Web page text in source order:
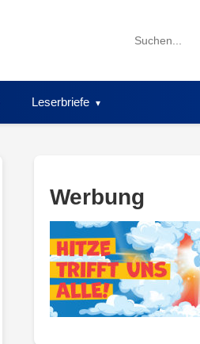
Search
Leserbriefe
Werbung